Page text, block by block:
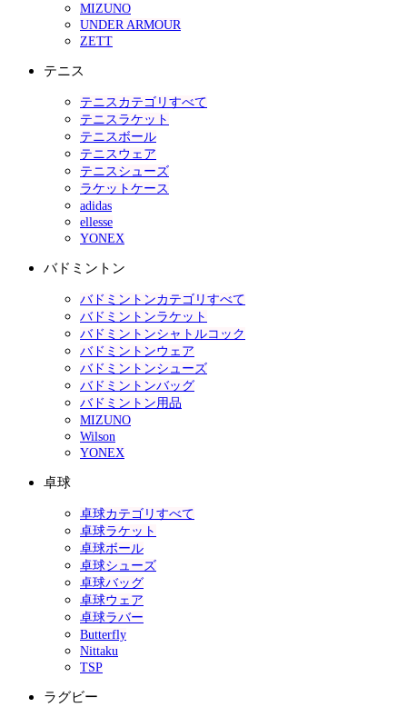
MIZUNO
UNDER ARMOUR
ZETT
テニス
テニスカテゴリすべて
テニスラケット
テニスボール
テニスウェア
テニスシューズ
ラケットケース
adidas
ellesse
YONEX
バドミントン
バドミントンカテゴリすべて
バドミントンラケット
バドミントンシャトルコック
バドミントンウェア
バドミントンシューズ
バドミントンバッグ
バドミントン用品
MIZUNO
Wilson
YONEX
卓球
卓球カテゴリすべて
卓球ラケット
卓球ボール
卓球シューズ
卓球バッグ
卓球ウェア
卓球ラバー
Butterfly
Nittaku
TSP
ラグビー